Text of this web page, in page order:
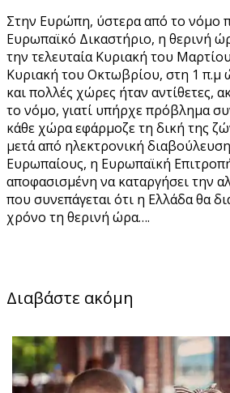
Στην Ευρώπη, ύστερα από το νόμο
Ευρωπαϊκό Δικαστήριο, η θερινή
την τελευταία Κυριακή του
Κυριακή του Οκτωβρίου, στη 1 π.μ
και πολλές χώρες ήταν αντίθετες,
το νόμο, γιατί υπήρχε πρόβλημα
κάθε χώρα εφάρμοζε τη δική της
μετά από ηλεκτρονική
Ευρωπαίους, η Ευρωπαϊκή
αποφασισμένη να καταργήσει την
που συνεπάγεται ότι η Ελλάδα θα
χρόνο τη θερινή ώρα….
Διαβάστε ακόμη